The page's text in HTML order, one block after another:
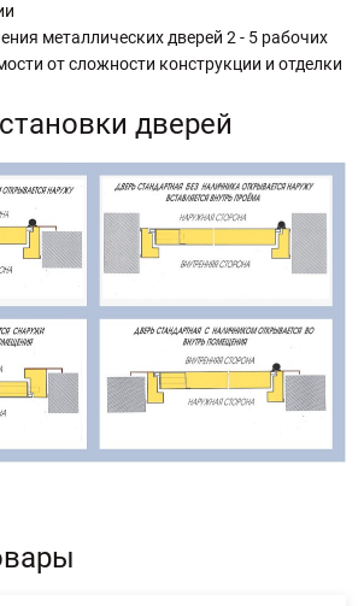
металлических дверей 2 - 5 рабочих
от сложности конструкции и отделки
дверей